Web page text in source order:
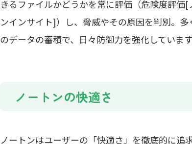
きるファイルかどうかを常に評価（危険度評価[
ンインサイト]）し、脅威やその原因を判別。多
のデータの蓄積で、日々防御力を強化しています
ノートンの快適さ
ノートンはユーザーの「快適さ」を徹底的に追